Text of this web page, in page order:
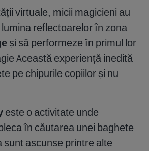
virtuale, micii magicieni au
reflectoarelor în zona
și să performeze în primul lor
Această experiență inedită
pe chipurile copiilor și nu
este o activitate unde
în căutarea unei baghete
sunt ascunse printre alte